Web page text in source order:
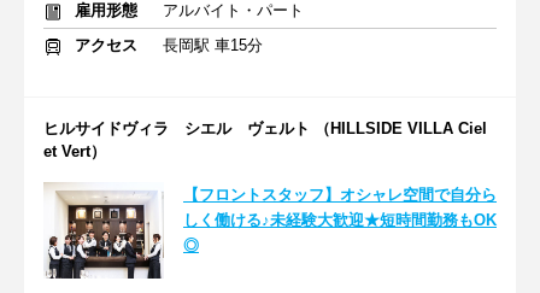
雇用形態
アルバイト・パート
アクセス
長岡駅 車15分
ヒルサイドヴィラ シエル ヴェルト （HILLSIDE VILLA Ciel
et Vert）
【フロントスタッフ】オシャレ空間で自分ら
しく働ける♪未経験大歓迎★短時間勤務もOK
◎